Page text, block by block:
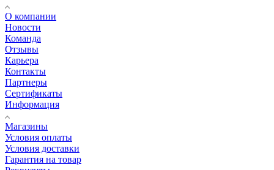
О компании
Новости
Команда
Отзывы
Карьера
Контакты
Партнеры
Сертификаты
Информация
Магазины
Условия оплаты
Условия доставки
Гарантия на товар